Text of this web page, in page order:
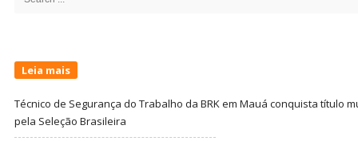
Leia mais
Técnico de Segurança do Trabalho da BRK em Mauá conquista título
pela Seleção Brasileira